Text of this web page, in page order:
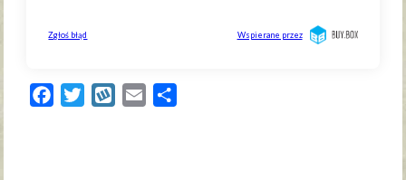
FacebookTwitterWykopEmail